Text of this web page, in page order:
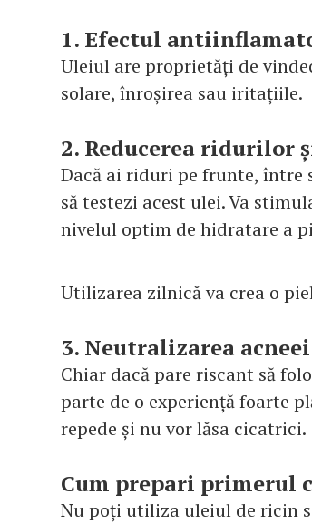
1. Efectul
Uleiul are proprietăți de
solare, înroșirea sau iritațiile.
2. Reducerea ridurilor
Dacă ai riduri pe frunte, între
să testezi acest ulei. Va
nivelul optim de hidratare a
Utilizarea zilnică va crea o
3. Neutralizarea acneei
Chiar dacă pare riscant să
parte de o experiență foarte
repede și nu vor lăsa cicatrici.
Cum prepari primerul
Nu poți utiliza uleiul de ricin